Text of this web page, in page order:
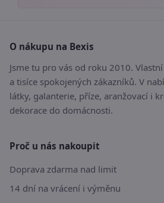
O nákupu na Bexis
Jsme tu pro vás od roku 2010.
a tisíce spokojených zákazníků. V
látky, galanterie, příze, aranžovací i
dekorace do domácnosti.
Proč u nás nakoupit
Doprava zdarma nad limit
14 dní na vrácení i výměnu